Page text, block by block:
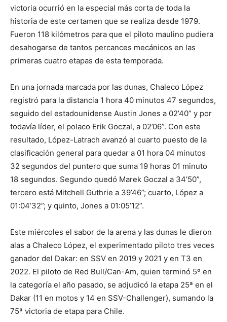
victoria ocurrió en la especial más corta de toda la
historia de este certamen que se realiza desde 1979.
Fueron 118 kilómetros para que el piloto maulino pudiera
desahogarse de tantos percances mecánicos en las
primeras cuatro etapas de esta temporada.
En una jornada marcada por las dunas, Chaleco López
registró para la distancia 1 hora 40 minutos 47 segundos,
seguido del estadounidense Austin Jones a 02’40” y por
todavía líder, el polaco Erik Goczal, a 02’06”. Con este
resultado, López-Latrach avanzó al cuarto puesto de la
clasificación general para quedar a 01 hora 04 minutos
32 segundos del puntero que suma 19 horas 01 minuto
18 segundos. Segundo quedó Marek Goczal a 34’50”,
tercero está Mitchell Guthrie a 39’46”; cuarto, López a
01:04’32”; y quinto, Jones a 01:05’12”.
Este miércoles el sabor de la arena y las dunas le dieron
alas a Chaleco López, el experimentado piloto tres veces
ganador del Dakar: en SSV en 2019 y 2021 y en T3 en
2022. El piloto de Red Bull/Can-Am, quien terminó 5º en
la categoría el año pasado, se adjudicó la etapa 25ª en el
Dakar (11 en motos y 14 en SSV-Challenger), sumando la
75ª victoria de etapa para Chile.